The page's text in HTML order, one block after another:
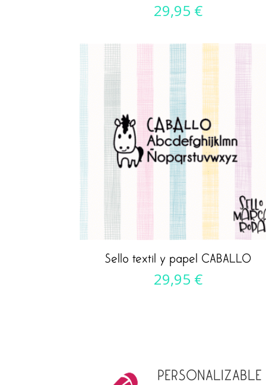
29,95 €
Sello textil y papel CABALLO
29,95 €
PERSONALIZABLE